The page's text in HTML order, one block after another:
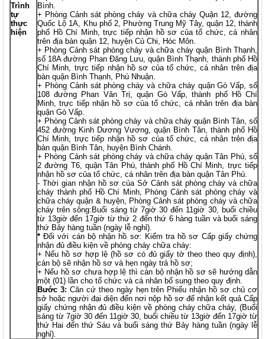
Trình
tự
thực
hiện
Bình.
+ Phòng Cảnh sát phòng cháy và chữa cháy Quận 12, đường
Quốc Lộ 1A, Khu phố 2, Phường Trung Mỹ Tây, quận 12, thành
phố Hồ Chí Minh, trực tiếp nhận hồ sơ của tổ chức, cá nhân
trên địa bàn quận 12, huyện Củ Chi, Hóc Môn.
+ Phòng Cảnh sát phòng cháy và chữa cháy quận Bình Thạnh,
số 18A đường Phan Đăng Lưu, quận Bình Thạnh, thành phố Hồ
Chí Minh, trực tiếp nhận hồ sơ của tổ chức, cá nhân trên địa
bàn quận Bình Thạnh, Phú Nhuận.
+ Phòng Cảnh sát phòng cháy và chữa cháy quận Gò Vấp, số
108 đường Phan Văn Trị, quận Gò Vấp, thành phố Hồ Chí
Minh, trực tiếp nhận hồ sơ của tổ chức, cá nhân trên địa bàn
quận Gò Vấp.
+ Phòng Cảnh sát phòng cháy và chữa cháy quận Bình Tân, số
452 đường Kinh Dương Vương, quận Bình Tân, thành phố Hồ
Chí Minh, trực tiếp nhận hồ sơ của tổ chức, cá nhân trên địa
bàn quận Bình Tân, huyện Bình Chánh.
+ Phòng Cảnh sát phòng cháy và chữa cháy quận Tân Phú, số
2 đường T6, quận Tân Phú, thành phố Hồ Chí Minh, trực tiếp
nhận hồ sơ của tổ chức, cá nhân trên địa bàn quận Tân Phú.
- Thời gian nhận hồ sơ của Sở Cảnh sát phòng cháy và chữa
cháy thành phố Hồ Chí Minh, Phòng Cảnh sát phòng cháy và
chữa cháy quận & huyện, Phòng Cảnh sát phòng cháy và chữa
cháy trên sông:Buổi sáng từ 7giờ 30 đến 11giờ 30, buổi chiều
từ 13giờ đến 17giờ từ thứ 2 đến thứ 6 hàng tuần và buổi sáng
thứ Bảy hàng tuần (ngày lễ nghỉ).
*Đối với cán bộ nhận hồ sơ: Kiểm tra hồ sơ Cấp giấy chứng
nhận đủ điều kiện về phòng cháy chữa cháy:
+ Nếu hồ sơ hợp lệ (hồ sơ có đủ giấy tờ theo theo quy định),
cán bộ sẽ nhận hồ sơ và hẹn ngày trả hồ sơ;
+ Nếu hồ sơ chưa hợp lệ thì cán bộ nhận hồ sơ sẽ hướng dẫn
một (01) lần cho tổ chức và cá nhân bổ sung theo quy định.
Bước 3: Căn cứ theo ngày hẹn trên Phiếu nhận hồ sơ chủ cơ
sở hoặc người đại diện đến nơi nộp hồ sơ để nhận kết quả Cấp
giấy chứng nhận đủ điều kiện về phòng cháy chữa cháy, (Buổi
sáng từ 7giờ 30 đến 11giờ 30, buổi chiều từ 13giờ đến 17giờ từ
thứ Hai đến thứ Sáu và buổi sáng thứ Bảy hàng tuần (ngày lễ
nghỉ).